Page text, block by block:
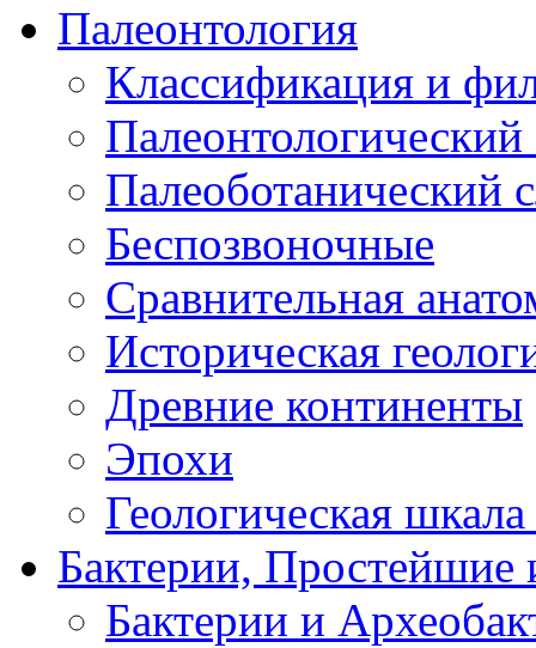
Палеонтология
Классификация и
Палеонтологический
Палеоботанический
Беспозвоночные
Сравнительная
Историческая
Древние континенты
Эпохи
Геологическая
Бактерии, Простейшие
Бактерии и